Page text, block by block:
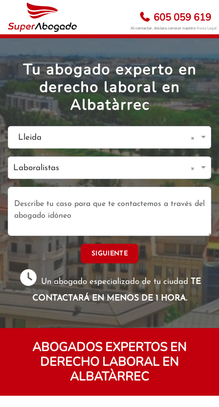
605 059 619
Al contactar, declara conocer nuestroAviso Legal
Tu abogado experto en
derecho laboral en
Albatàrrec
Lleida ×
Laboralistas ×
SIGUIENTE
Un abogado especializado de tu ciudad TE
CONTACTARÁ EN MENOS DE 1 HORA.
ABOGADOS EXPERTOS EN
DERECHO LABORAL EN
ALBATÀRREC